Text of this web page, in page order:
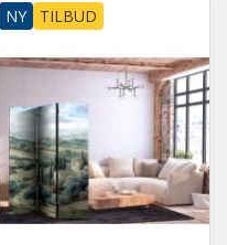
NY TILBUD